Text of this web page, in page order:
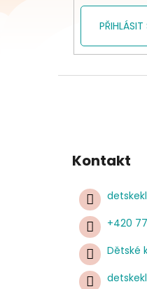
PŘIHLÁSIT
Kontakt
+420
Dětské